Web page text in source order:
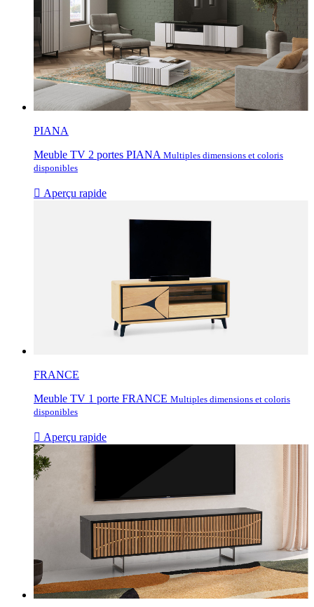
PIANA
Meuble TV 2 portes PIANA Multiples dimensions et coloris
disponibles
 Aperçu rapide
FRANCE
Meuble TV 1 porte FRANCE Multiples dimensions et coloris
disponibles
 Aperçu rapide